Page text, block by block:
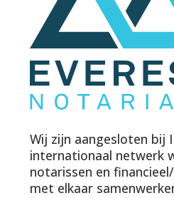
Wij zijn aangesloten bij
internationaal netwerk
notarissen en
met elkaar